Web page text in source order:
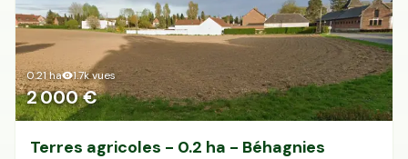
0.21ha 1.7kvues
2 000 €
Terres agricoles - 0.2 ha - Béhagnies